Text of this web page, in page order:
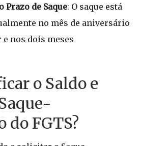
Prazo de Saque: O saque está
no mês de aniversário
nos dois meses
o Saldo e
FGTS?